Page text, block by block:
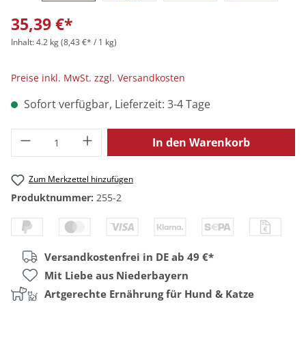
35,39 €*
Inhalt:4.2 kg(8,43 €* / 1 kg)
Preise inkl. MwSt. zzgl. Versandkosten
Sofort verfügbar, Lieferzeit: 3-4 Tage
Produkt Anzahl: Gib den gewünschten
In den Warenkorb
Zum Merkzettel hinzufügen
Produktnummer: 255-2
Versandkostenfrei in DE ab 49 €*
Mit Liebe aus Niederbayern
Artgerechte Ernährung für Hund & Katze